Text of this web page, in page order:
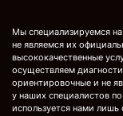
Мы специализируемся
не являемся их
высококачественные
осуществляем
ориентировочные и не
у наших специалистов
используется нами